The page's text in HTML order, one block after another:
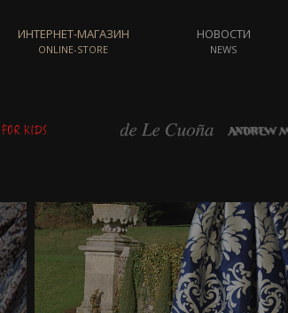
ИНТЕРНЕТ-МАГАЗИН
ONLINE-STORE
НОВОСТИ
NEWS